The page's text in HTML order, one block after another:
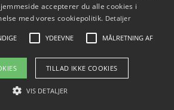
i Havdrup. Find en
i Havdrup og
I hele Solrød
der flere tagfirmaer, hvis
accepterer du alle cookies i
med vores cookiepolitik. Detaljer
YDEEVNE MÅLRETNING AF
TILLAD IKKE COOKIES
VIS DETALJER